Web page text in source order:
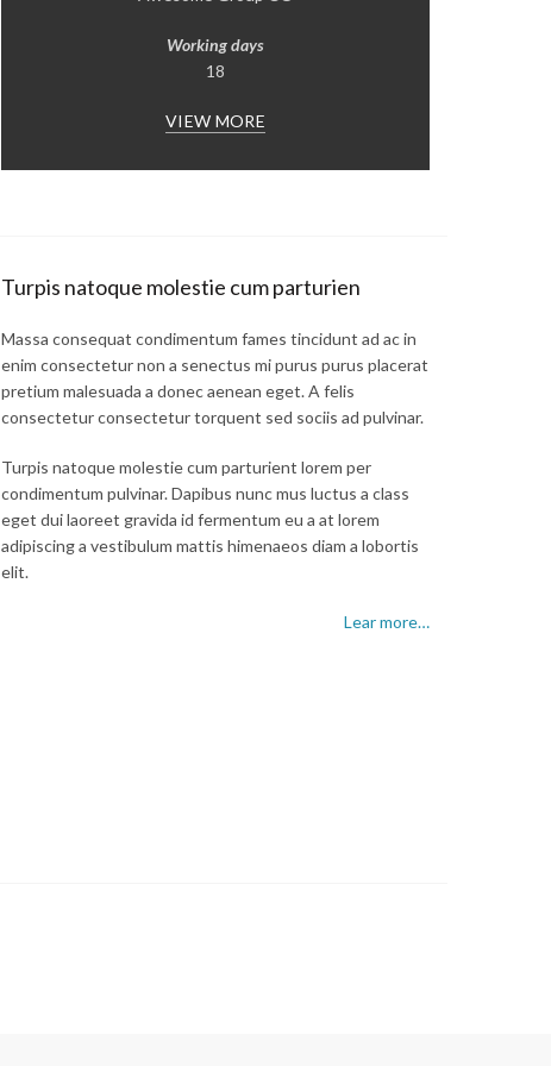
Working days
18
VIEW MORE
Turpis natoque molestie cum parturien
Massa consequat condimentum fames tincidunt ad ac in
enim consectetur non a senectus mi purus purus placerat
pretium malesuada a donec aenean eget. A felis
consectetur consectetur torquent sed sociis ad pulvinar.
Turpis natoque molestie cum parturient lorem per
condimentum pulvinar. Dapibus nunc mus luctus a class
eget dui laoreet gravida id fermentum eu a at lorem
adipiscing a vestibulum mattis himenaeos diam a lobortis
elit.
Lear more…